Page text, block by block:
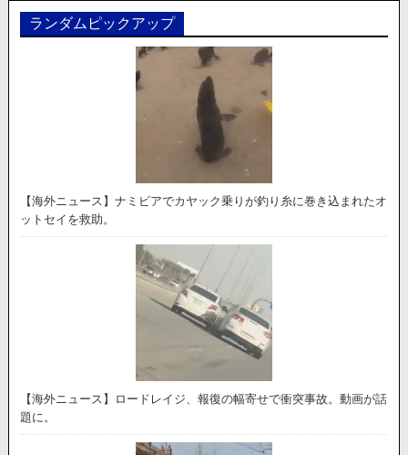
ランダムピックアップ
【海外ニュース】ナミビアでカヤック乗りが釣り糸に巻き込まれたオ
ットセイを救助。
【海外ニュース】ロードレイジ、報復の幅寄せで衝突事故。動画が話
題に。